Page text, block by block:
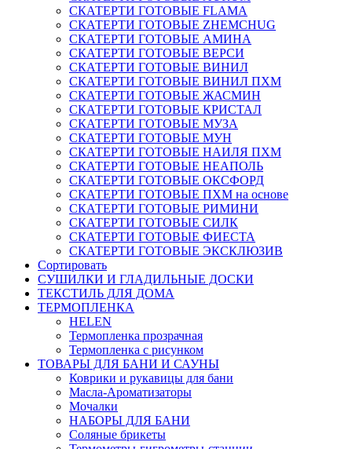
СКАТЕРТИ ГОТОВЫЕ FLAMA
СКАТЕРТИ ГОТОВЫЕ ZHEMCHUG
СКАТЕРТИ ГОТОВЫЕ АМИНА
СКАТЕРТИ ГОТОВЫЕ ВЕРСИ
СКАТЕРТИ ГОТОВЫЕ ВИНИЛ
СКАТЕРТИ ГОТОВЫЕ ВИНИЛ ПХМ
СКАТЕРТИ ГОТОВЫЕ ЖАСМИН
СКАТЕРТИ ГОТОВЫЕ КРИСТАЛ
СКАТЕРТИ ГОТОВЫЕ МУЗА
СКАТЕРТИ ГОТОВЫЕ МУН
СКАТЕРТИ ГОТОВЫЕ НАИЛЯ ПХМ
СКАТЕРТИ ГОТОВЫЕ НЕАПОЛЬ
СКАТЕРТИ ГОТОВЫЕ ОКСФОРД
СКАТЕРТИ ГОТОВЫЕ ПХМ на основе
СКАТЕРТИ ГОТОВЫЕ РИМИНИ
СКАТЕРТИ ГОТОВЫЕ СИЛК
СКАТЕРТИ ГОТОВЫЕ ФИЕСТА
СКАТЕРТИ ГОТОВЫЕ ЭКСКЛЮЗИВ
Сортировать
СУШИЛКИ И ГЛАДИЛЬНЫЕ ДОСКИ
ТЕКСТИЛЬ ДЛЯ ДОМА
ТЕРМОПЛЕНКА
HELEN
Термопленка прозрачная
Термопленка с рисунком
ТОВАРЫ ДЛЯ БАНИ И САУНЫ
Коврики и рукавицы для бани
Масла-Aроматизаторы
Мочалки
НАБОРЫ ДЛЯ БАНИ
Соляные брикеты